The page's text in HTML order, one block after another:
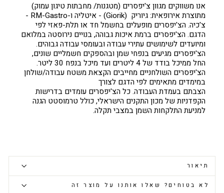
אנו משווקים מגוון צ'יפסרים (מטגנות/ מחבתות טיגון עמוק)
מתוצרת אירופאית: גיוריק (Giorik) - איטליה ו-RM-Gastro -
צ'כיה. הצ'יפסרים מופעלים בחשמל חד או תלת-פאזי לפי
הדגם. הצ'יפסרים ברמת איכות גבוהה, בנויים נירוסטה במלואם
ומיועדים לשימושים עתירי עבודה ובעומסי עבודה גבוהים.
הצ'יפסרים מגיעים בנפחי שמן ובהספקים חשמליים שונים,
החל ממיכל בודד של 4 ליטרים ועד מיכל בנפח 30 ליטר.
הצ'יפסרים השולחניים מחייבים הקצאת משטח עבודה/שולחן
במימדים מתאימים לפי הדגם לצורך
הצבתם בעמדת העבודה.כל הצ'יפסרים עומדים בדרישות
הקפדניות של מכון התקנים הישראלי, כולל טרמוסטט הגנה
למניעת התלקחות השמן במצבי תקלה.
תיאור
לא בטוחים? שאלו אותנו על מוצר זה